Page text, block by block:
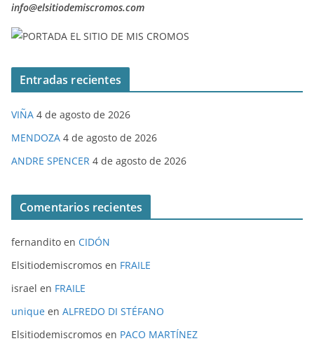
info@elsitiodemiscromos.com
Entradas recientes
VIÑA 4 de agosto de 2026
MENDOZA 4 de agosto de 2026
ANDRE SPENCER 4 de agosto de 2026
Comentarios recientes
fernandito en CIDÓN
Elsitiodemiscromos en FRAILE
israel en FRAILE
unique en ALFREDO DI STÉFANO
Elsitiodemiscromos en PACO MARTÍNEZ